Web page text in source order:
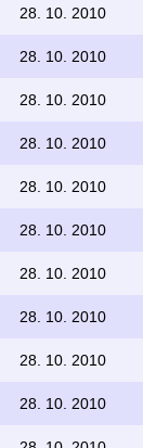
28. 10. 2010
28. 10. 2010
28. 10. 2010
28. 10. 2010
28. 10. 2010
28. 10. 2010
28. 10. 2010
28. 10. 2010
28. 10. 2010
28. 10. 2010